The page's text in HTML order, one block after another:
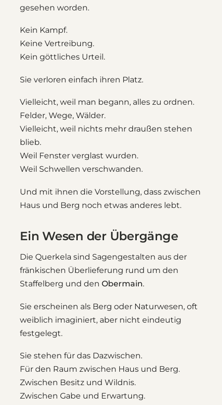
gesehen worden.
Kein Kampf.
Keine Vertreibung.
Kein göttliches Urteil.
Sie verloren einfach ihren Platz.
Vielleicht, weil man begann, alles zu ordnen.
Felder, Wege, Wälder.
Vielleicht, weil nichts mehr draußen stehen
blieb.
Weil Fenster verglast wurden.
Weil Schwellen verschwanden.
Und mit ihnen die Vorstellung, dass zwischen
Haus und Berg noch etwas anderes lebt.
Ein Wesen der Übergänge
Die Querkela sind Sagengestalten aus der
fränkischen Überlieferung rund um den
Staffelberg und den Obermain.
Sie erscheinen als Berg oder Naturwesen, oft
weiblich imaginiert, aber nicht eindeutig
festgelegt.
Sie stehen für das Dazwischen.
Für den Raum zwischen Haus und Berg.
Zwischen Besitz und Wildnis.
Zwischen Gabe und Erwartung.